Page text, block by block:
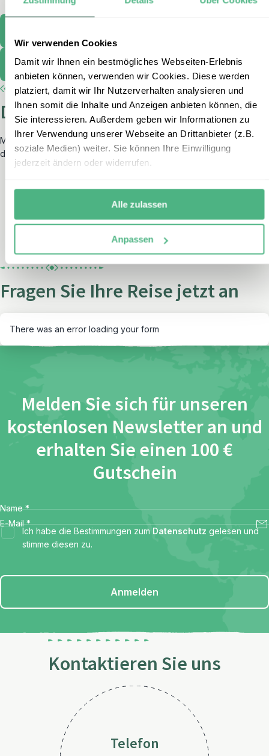
Wir verwenden Cookies
Damit wir Ihnen ein bestmögliches Webseiten-Erlebnis
anbieten können, verwenden wir Cookies. Diese werden
platziert, damit wir Ihr Nutzerverhalten analysieren und
Ihnen somit die Inhalte und Anzeigen anbieten können, die
Sie interessieren. Außerdem geben wir Informationen zu
Ihrer Verwendung unserer Webseite an Drittanbieter (z.B.
soziale Medien) weiter. Sie können Ihre Einwilligung
jederzeit ändern oder widerrufen.
Alle zulassen
Anpassen
Vereinbaren Sie einen Termin
Das sagen unsere Gäste
Mit einem TrustScorevon 4,8 von 5auf Trustpilot zählt erlebe zu
den Reiseveranstaltern mit der höchsten Kundenzufriedenheit.
Fragen Sie Ihre Reise jetzt an
There was an error loading your form
Melden Sie sich für unseren
kostenlosen Newsletter an und
erhalten Sie einen 100 €
Gutschein
Name *
E-Mail *
Ich habe die Bestimmungen zum Datenschutz gelesen und
stimme diesen zu.
Anmelden
Kontaktieren Sie uns
Telefon